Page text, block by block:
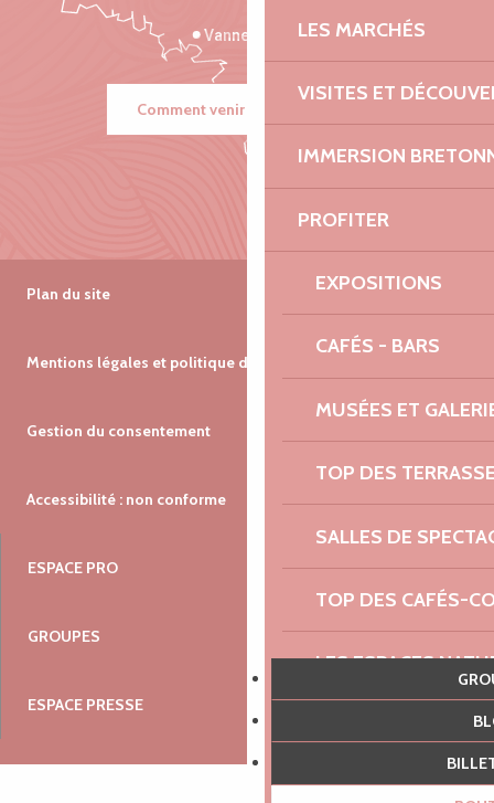
LES MARCHÉS
VISITES ET
IMMERSION
PROFITER
EXPOSITIONS
CAFÉS - BARS
MUSÉES ET
TOP DES
SALLES DE
TOP DES CAFÉS-
LES ESPACES
AGENDA NAUTIQUE
RENDEZ-VOUS DU
Vannes
Comment venir ?
Plan du site
Mentions légales et politique de confidentialité
Gestion du consentement
Accessibilité : non conforme
ESPACE PRO
GROUPES
ESPACE PRESSE